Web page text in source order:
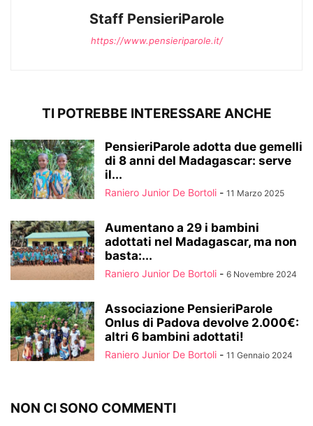
Staff PensieriParole
https://www.pensieriparole.it/
TI POTREBBE INTERESSARE ANCHE
PensieriParole adotta due gemelli
di 8 anni del Madagascar: serve
il...
Raniero Junior De Bortoli - 11 Marzo 2025
Aumentano a 29 i bambini
adottati nel Madagascar, ma non
basta:...
Raniero Junior De Bortoli - 6 Novembre 2024
Associazione PensieriParole
Onlus di Padova devolve 2.000€:
altri 6 bambini adottati!
Raniero Junior De Bortoli - 11 Gennaio 2024
NON CI SONO COMMENTI